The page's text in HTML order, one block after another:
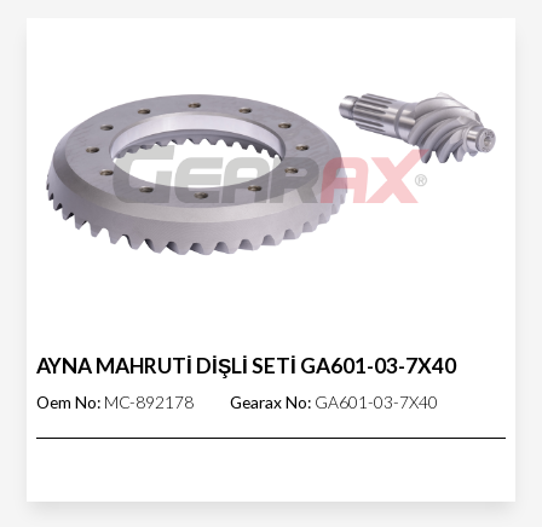
AYNA MAHRUTİ DİŞLİ SETİ GA601-03-7X40
Oem No: MC-892178 Gearax No: GA601-03-7X40